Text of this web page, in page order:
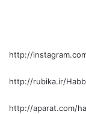
http://
http://rubika.ir/
http://aparat.com/